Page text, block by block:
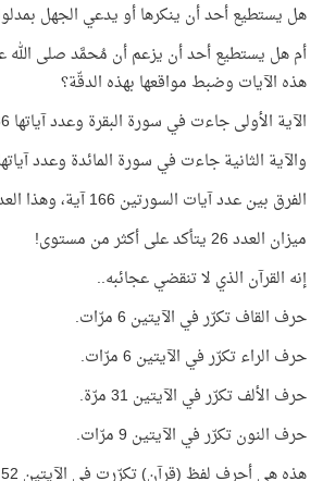
هل يستطيع أحد أن ينكرها أو يدعي الجهل
أم هل يستطيع أحد أن يزعم أن مُحمَّد صلى
هذه الآيات وضبط مواقعها بهذه الدقّة؟
الآية الأولى جاءت في سورة البقرة وعدد آياتها 286 آية..
والآية الثانية جاءت في سورة المائدة وعدد آياتها 120
الفرق بين عدد آيات السورتين 166 آية، وهذا العدد = 114 +
ميزان العدد 26 يتأكد على أكثر من مستوى!
إنه القرآن الذي لا تنقضي عجائبه..
حرف القاف تكرّر في الآيتين 6 مرّات.
حرف الراء تكرّر في الآيتين 6 مرّات.
حرف الألف تكرّر في الآيتين 31 مرّة.
حرف النون تكرّر في الآيتين 9 مرّات.
هذه هي أحرف لفظ (قرآن) تكرّرت في الآيتين 52 مرّة، وهذا العدد =